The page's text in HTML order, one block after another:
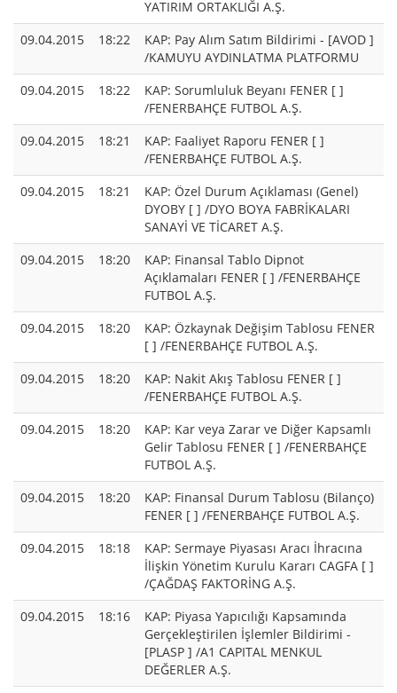
YATIRIM ORTAKLIĞI A.Ş.
09.04.2015
18:22
KAP: Pay Alım Satım Bildirimi - [AVOD ]
/KAMUYU AYDINLATMA PLATFORMU
09.04.2015
18:22
KAP: Sorumluluk Beyanı FENER [ ]
/FENERBAHÇE FUTBOL A.Ş.
09.04.2015
18:21
KAP: Faaliyet Raporu FENER [ ]
/FENERBAHÇE FUTBOL A.Ş.
09.04.2015
18:21
KAP: Özel Durum Açıklaması (Genel)
DYOBY [ ] /DYO BOYA FABRİKALARI
SANAYİ VE TİCARET A.Ş.
09.04.2015
18:20
KAP: Finansal Tablo Dipnot
Açıklamaları FENER [ ] /FENERBAHÇE
FUTBOL A.Ş.
09.04.2015
18:20
KAP: Özkaynak Değişim Tablosu FENER
[ ] /FENERBAHÇE FUTBOL A.Ş.
09.04.2015
18:20
KAP: Nakit Akış Tablosu FENER [ ]
/FENERBAHÇE FUTBOL A.Ş.
09.04.2015
18:20
KAP: Kar veya Zarar ve Diğer Kapsamlı
Gelir Tablosu FENER [ ] /FENERBAHÇE
FUTBOL A.Ş.
09.04.2015
18:20
KAP: Finansal Durum Tablosu (Bilanço)
FENER [ ] /FENERBAHÇE FUTBOL A.Ş.
09.04.2015
18:18
KAP: Sermaye Piyasası Aracı İhracına
İlişkin Yönetim Kurulu Kararı CAGFA [ ]
/ÇAĞDAŞ FAKTORİNG A.Ş.
09.04.2015
18:16
KAP: Piyasa Yapıcılığı Kapsamında
Gerçekleştirilen İşlemler Bildirimi -
[PLASP ] /A1 CAPITAL MENKUL
DEĞERLER A.Ş.